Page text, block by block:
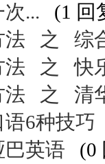
...
(1 回
法 之 综
法 之 快
法 之 清
6种技巧
英语
(0